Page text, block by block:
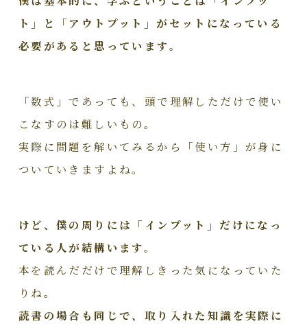
ト」と「アウトプット」がセットになっている
必要があると思っています。
「数式」であっても、頭で理解しただけで使い
こなすのは難しいもの。
実際に問題を解いてみるから「使い方」が身に
ついていきますよね。
けど、僕の周りには「インプット」だけになっ
ている人が結構います。
本を読んだだけで理解しきった気になっていた
りね。
読書の場合も同じで、取り入れた知識を実際に